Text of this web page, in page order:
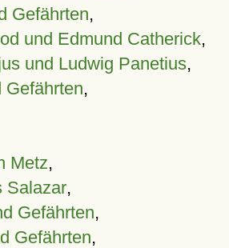
Gefährten,
und Edmund Catherick,
und Ludwig Panetius,
Gefährten,
Metz,
Salazar,
Gefährten,
Gefährten,